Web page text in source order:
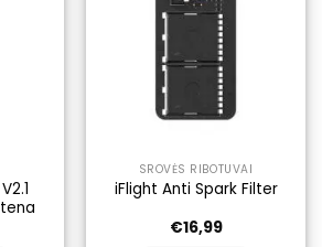
SROVĖS RIBOTUVAI
iFlight Anti Spark Filter
€16,99